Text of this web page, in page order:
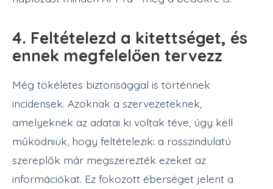
4. Feltételezd a kitettséget, és
ennek megfelelően tervezz
Még tökéletes biztonsággal is történnek
incidensek. Azoknak a szervezeteknek,
amelyeknek az adatai ki voltak téve, úgy kell
működniük, hogy feltételezik: a rosszindulatú
szereplők már megszerezték ezeket az
információkat. Ez fokozott éberséget jelent a